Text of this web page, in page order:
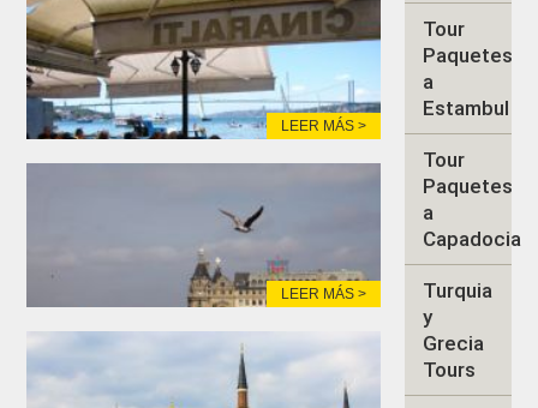
LEER MÁS >
LEER MÁS >
Tour
Paquetes
a
Estambul
Tour
Paquetes
a
Capadocia
Turquia
y
Grecia
Tours